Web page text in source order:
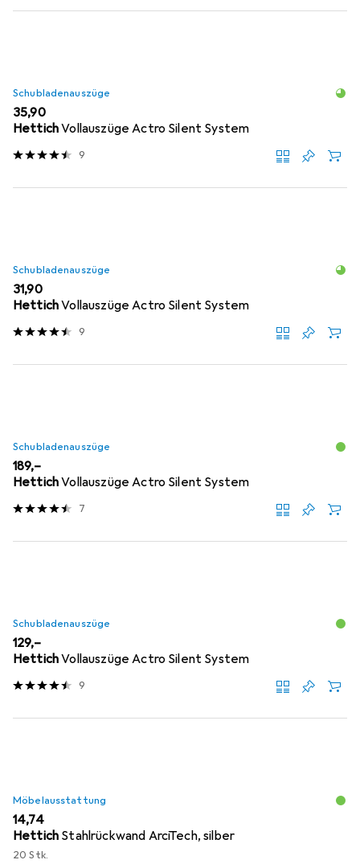
Schubladenauszüge
EUR
35,90
HettichVollauszüge Actro Silent System
9
Schubladenauszüge
EUR
31,90
HettichVollauszüge Actro Silent System
9
Schubladenauszüge
EUR
189,–
HettichVollauszüge Actro Silent System
7
Schubladenauszüge
EUR
129,–
HettichVollauszüge Actro Silent System
9
Möbelausstattung
EUR
14,74
Hettich Stahlrückwand ArciTech, silber
20 Stk.